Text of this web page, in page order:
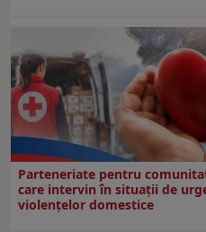
Parteneriate pentru
care intervin în situații de
violențelor domestice